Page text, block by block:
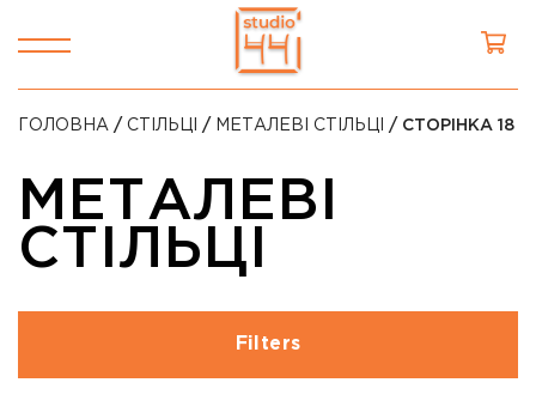
ГОЛОВНА / СТІЛЬЦІ / МЕТАЛЕВІ СТІЛЬЦІ / СТОРІНКА 18
МЕТАЛЕВІ
СТІЛЬЦІ
Filters